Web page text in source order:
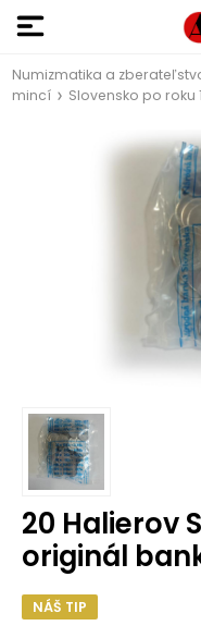
Numizmatika a
mincí
Slovensko po roku
20 Halierov
originál
NÁŠ TIP